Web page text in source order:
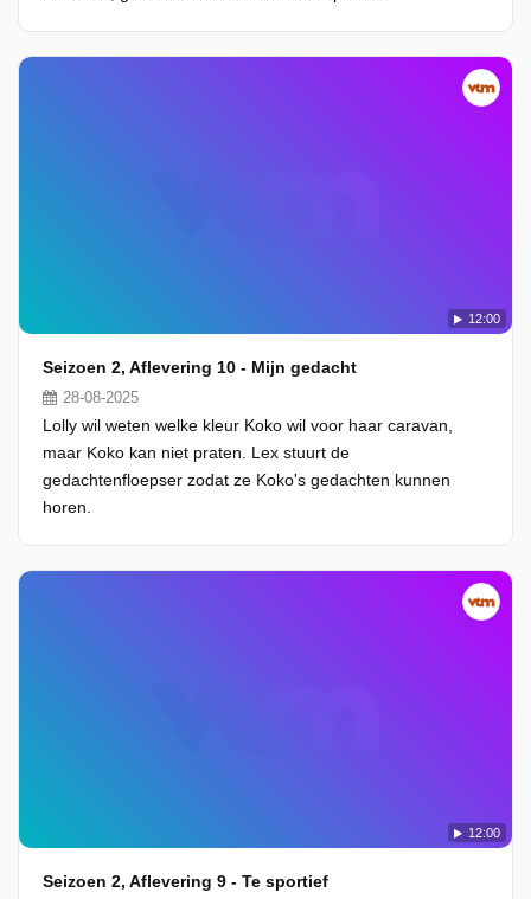
12:00
Seizoen 2, Aflevering 10 - Mijn gedacht
28-08-2025
Lolly wil weten welke kleur Koko wil voor haar caravan,
maar Koko kan niet praten. Lex stuurt de
gedachtenfloepser zodat ze Koko's gedachten kunnen
horen.
12:00
Seizoen 2, Aflevering 9 - Te sportief